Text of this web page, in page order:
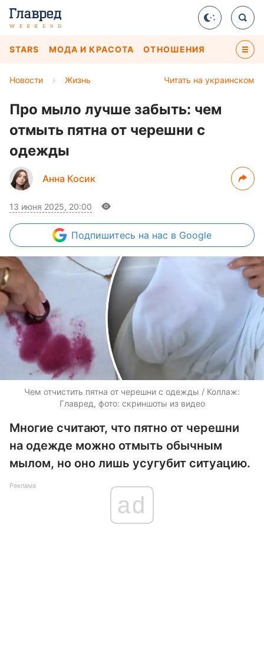
STARS МОДА И КРАСОТА ОТНОШЕНИЯ
Читать на украинском
Новости › Жизнь
Про мыло лучше забыть: чем
отмыть пятна от черешни с
одежды
Анна Косик
13 июня 2025, 20:00
Подпишитесь на нас в Google
Чем отчистить пятна от черешни с одежды / Коллаж:
Главред, фото: скриншоты из видео
Многие считают, что пятно от черешни
на одежде можно отмыть обычным
мылом, но оно лишь усугубит ситуацию.
Реклама
ad